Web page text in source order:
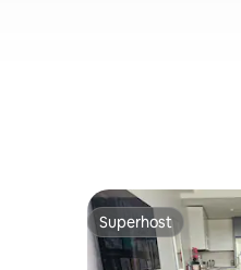
Superhost
Superhost